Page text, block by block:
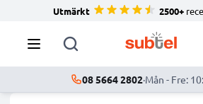
Utmärkt 2500+
08 5664 2802·Mån - Fre: